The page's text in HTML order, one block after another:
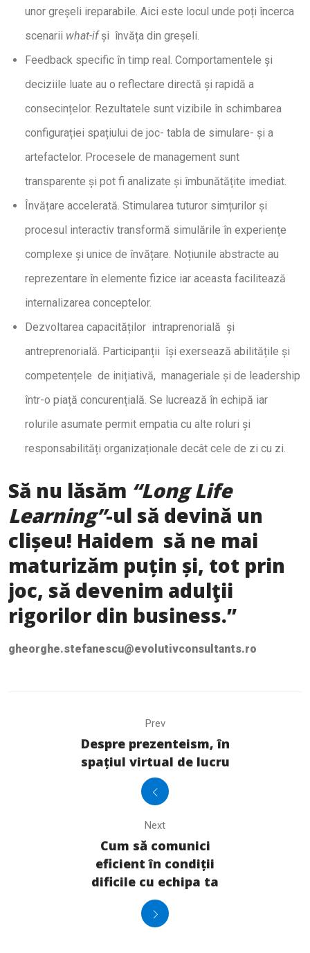
unor greșeli ireparabile. Aici este locul unde poți încerca
scenarii what-ifși învăța din greșeli.
Feedback specific în timp real. Comportamentele și
deciziile luate au o reflectare directă și rapidă a
consecințelor. Rezultatele sunt vizibile în schimbarea
configurației spațiului de joc- tabla de simulare- și a
artefactelor. Procesele de management sunt
transparente și pot fi analizate și îmbunătățite imediat.
Învățare accelerată. Stimularea tuturor simțurilor și
procesul interactiv transformă simulările în experiențe
complexe și unice de învățare. Noțiunile abstracte au
reprezentare în elemente fizice iar aceasta facilitează
internalizarea conceptelor.
Dezvoltarea capacităților intraprenorială și
antreprenorială. Participanții își exersează abilitățile și
competențele de inițiativă, manageriale și de leadership
într-o piață concurențială. Se lucrează în echipă iar
rolurile asumate permit empatia cu alte roluri și
responsabilități organizaționale decât cele de zi cu zi.
Să nu lăsăm “Long Life
Learning”-ul să devină un
clișeu! Haidem să ne mai
maturizăm puțin și, tot prin
joc, să devenim adulţii
rigorilor din business.”
gheorghe.stefanescu@evolutivconsultants.ro
Prev
Despre prezenteism, în
spațiul virtual de lucru
Next
Cum să comunici
eficient în condiții
dificile cu echipa ta